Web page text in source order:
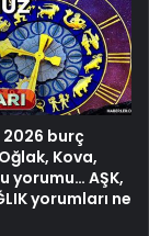
2026 burç
Kova,
yorumu… AŞK,
yorumları ne